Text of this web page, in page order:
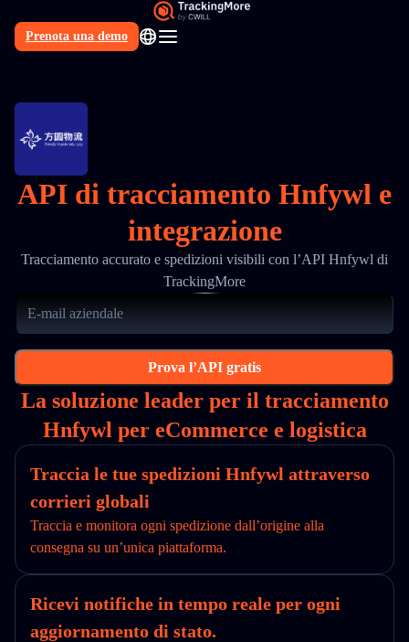
Prenota una demo
IT
API di tracciamento Hnfywl e
integrazione
Tracciamento accurato e spedizioni visibili con l’API Hnfywl di
TrackingMore
Prova l’API gratis
La soluzione leader per il tracciamento
Hnfywl per eCommerce e logistica
Traccia le tue spedizioni Hnfywl attraverso
corrieri globali
Traccia e monitora ogni spedizione dall’origine alla
consegna su un’unica piattaforma.
Ricevi notifiche in tempo reale per ogni
aggiornamento di stato.